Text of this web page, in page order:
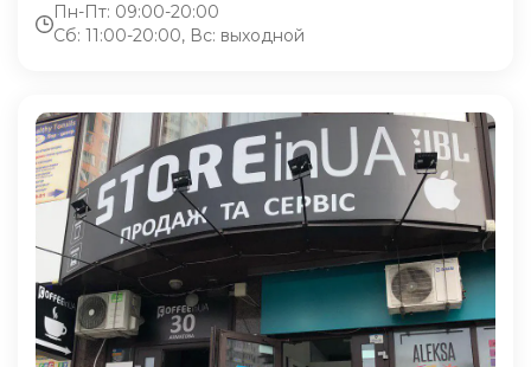
Пн-Пт: 09:00-20:00
Сб: 11:00-20:00, Вс: выходной